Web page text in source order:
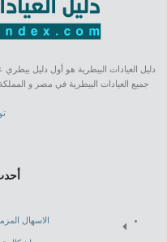
دليل العيادات البيطرية هو أول دليل
جميع العيادات البيطرية في مصر و
الاسهال